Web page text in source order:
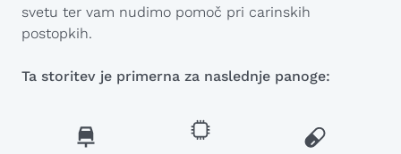
svetu ter vam nudimo pomoč pri carinskih
postopkih.
Ta storitev je primerna za naslednje panoge: